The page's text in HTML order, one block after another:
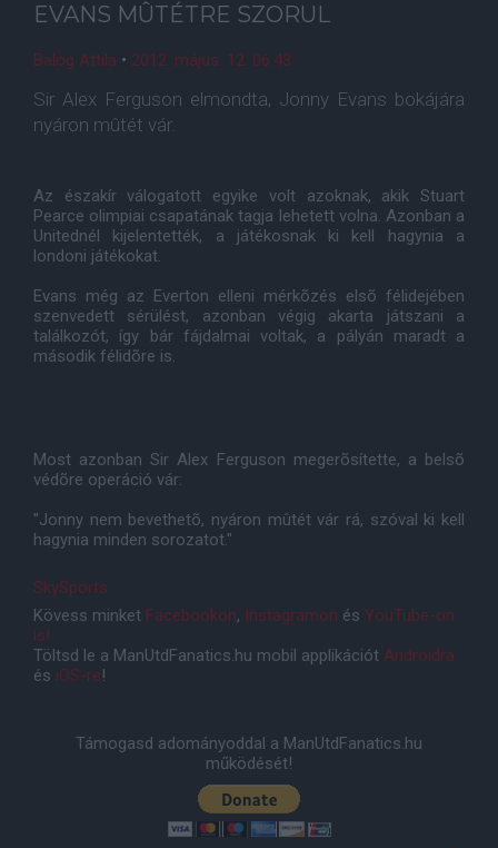
EVANS MÛTÉTRE SZORUL
Balog Attila • 2012. május. 12. 06:43
Sir Alex Ferguson elmondta, Jonny Evans bokájára
nyáron mûtét vár.
Az északír válogatott egyike volt azoknak, akik Stuart
Pearce olimpiai csapatának tagja lehetett volna. Azonban a
Unitednél kijelentették, a játékosnak ki kell hagynia a
londoni játékokat.
Evans még az Everton elleni mérkõzés elsõ félidejében
szenvedett sérülést, azonban végig akarta játszani a
találkozót, így bár fájdalmai voltak, a pályán maradt a
második félidõre is.
Most azonban Sir Alex Ferguson megerõsítette, a belsõ
védõre operáció vár:
"Jonny nem bevethetõ, nyáron mûtét vár rá, szóval ki kell
hagynia minden sorozatot."
SkySports
Kövess minket Facebookon, Instagramon és YouTube-on
is!
Töltsd le a ManUtdFanatics.hu mobil applikációt Androidra
és iOS-re!
Támogasd adományoddal a ManUtdFanatics.hu
működését!